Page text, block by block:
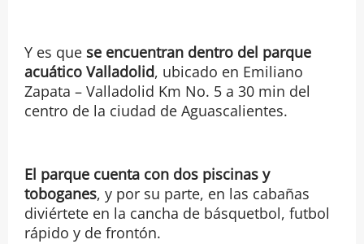
Y es que se encuentran dentro del parque
acuático Valladolid, ubicado en Emiliano
Zapata – Valladolid Km No. 5 a 30 min del
centro de la ciudad de Aguascalientes.
El parque cuenta con dos piscinas y
toboganes, y por su parte, en las cabañas
diviértete en la cancha de básquetbol, futbol
rápido y de frontón.